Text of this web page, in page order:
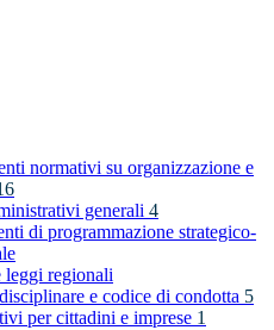
normativi su organizzazione e
generali 4
di programmazione strategico-
leggi regionali
e codice di condotta 5
per cittadini e imprese 1